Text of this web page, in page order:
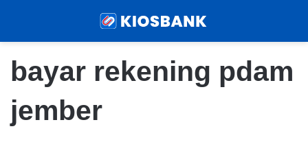
bayar rekening pdam
jember